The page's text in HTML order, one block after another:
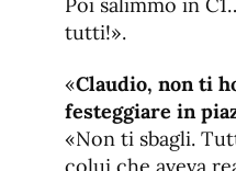
Poi salimmo in
tutti!».
«Claudio, non ti
festeggiare in
«Non ti sbagli.